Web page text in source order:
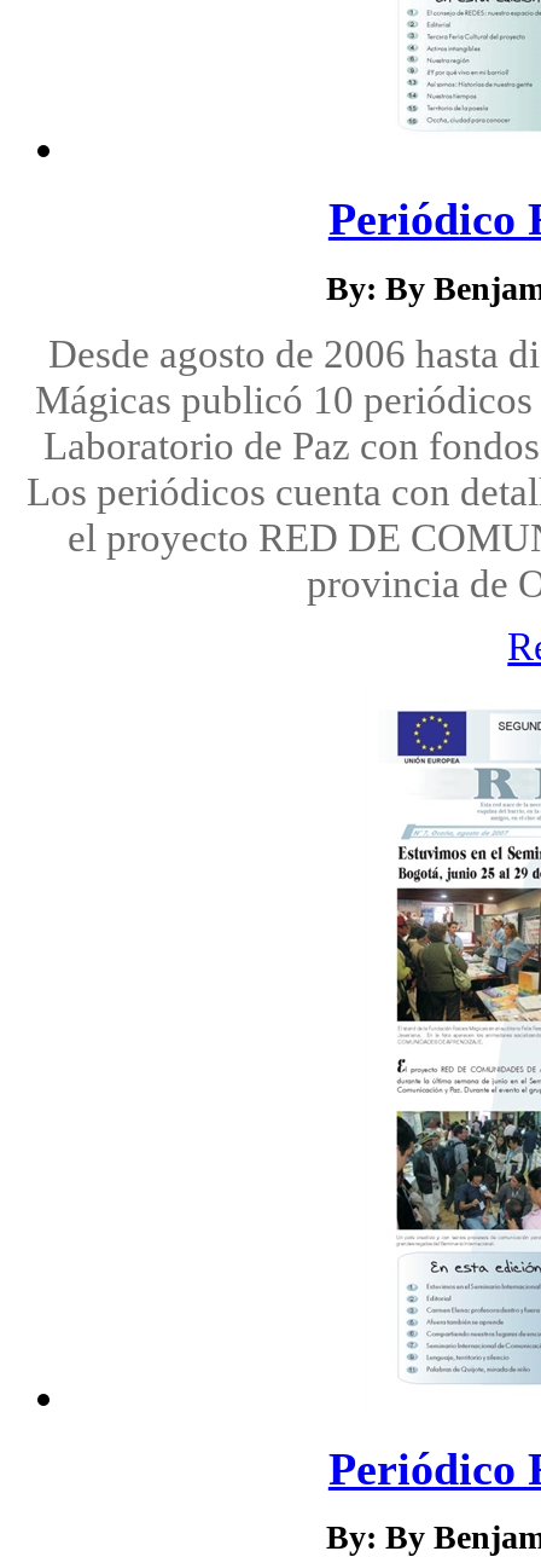
Periódico
By: By
Desde agosto de 2006 hasta
Mágicas publicó 10
Laboratorio de Paz con
Los periódicos cuenta con
el proyecto RED DE
provincia de
Periódico
By: By